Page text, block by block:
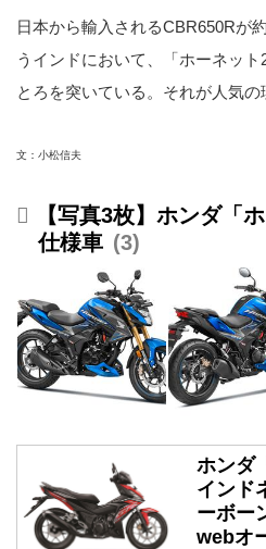
日本から輸入されるCBR650Rが
うインドにおいて、「ホーネッ
とろを突いている。それが人気の
文：小松信夫
【写真3枚】ホンダ「
仕様車
3
ホンダ
インド
ーボー
webオ